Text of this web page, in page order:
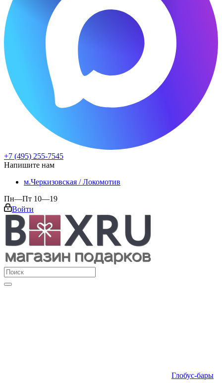
+7 (495) 255-7545
Напишите нам
м.Черкизовская / Локомотив
Пн—Пт 10—19
Войти
Глобус-бары